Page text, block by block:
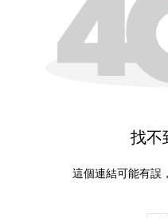
找不
這個連結可能有誤